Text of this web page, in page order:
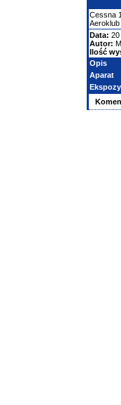
Cessna
Data: 20
Autor:
Ilość
Opis
Aparat